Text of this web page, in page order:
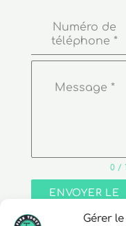
Gérer
Numéro de
téléphone *
Message *
0 /
ENVOYER LE